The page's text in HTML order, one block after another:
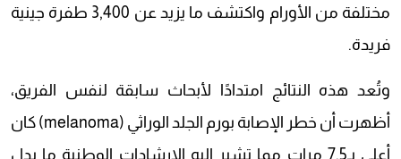
مختلفة من الأورام واكتشف ما يزيد عن 3,400 طفرة جينية
فريدة.
وتُعد هذه النتائج امتدادًا لأبحاث سابقة لنفس الفريق،
أظهرت أن خطر الإصابة بورم الجلد الوراثي (melanoma) كان
أعلى بـ7.5 مرات مما تشير إليه الإرشادات الوطنية ما يدل